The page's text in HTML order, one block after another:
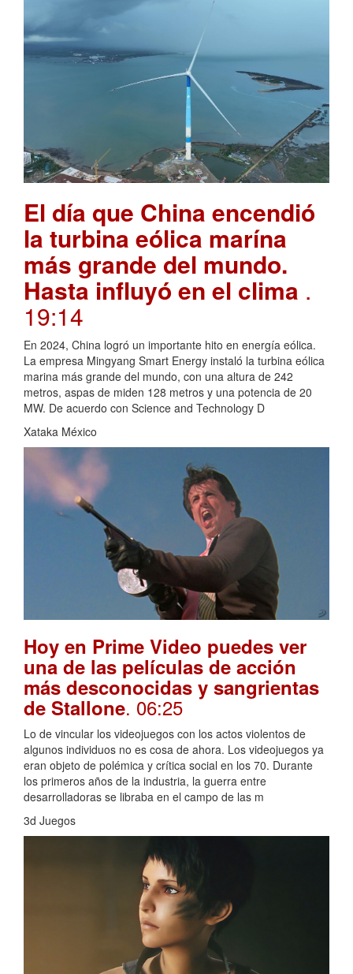
El día que China encendió
la turbina eólica marína
más grande del mundo.
Hasta influyó en el clima .
19:14
En 2024, China logró un importante hito en energía eólica.
La empresa Mingyang Smart Energy instaló la turbina eólica
marina más grande del mundo, con una altura de 242
metros, aspas de miden 128 metros y una potencia de 20
MW. De acuerdo con Science and Technology D
Xataka México
Hoy en Prime Video puedes ver
una de las películas de acción
más desconocidas y sangrientas
de Stallone. 06:25
Lo de vincular los videojuegos con los actos violentos de
algunos individuos no es cosa de ahora. Los videojuegos ya
eran objeto de polémica y crítica social en los 70. Durante
los primeros años de la industria, la guerra entre
desarrolladoras se libraba en el campo de las m
3d Juegos